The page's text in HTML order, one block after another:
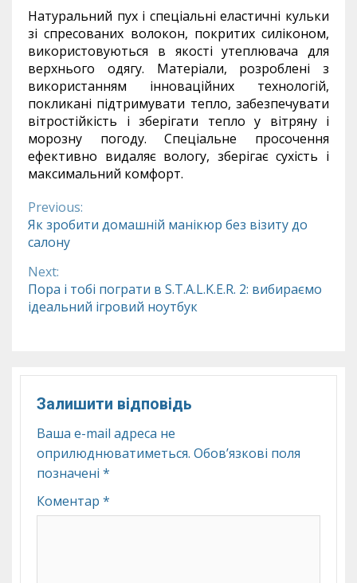
Натуральний пух і спеціальні еластичні кульки
зі спресованих волокон, покритих силіконом,
використовуються в якості утеплювача для
верхнього одягу. Матеріали, розроблені з
використанням інноваційних технологій,
покликані підтримувати тепло, забезпечувати
вітростійкість і зберігати тепло у вітряну і
морозну погоду. Спеціальне просочення
ефективно видаляє вологу, зберігає сухість і
максимальний комфорт.
Continue
Reading
Previous:
Як зробити домашній манікюр без візиту до
салону
Next:
Пора і тобі пограти в S.T.A.L.K.E.R. 2: вибираємо
ідеальний ігровий ноутбук
Залишити відповідь
Ваша e-mail адреса не
оприлюднюватиметься. Обов’язкові поля
позначені *
Коментар *